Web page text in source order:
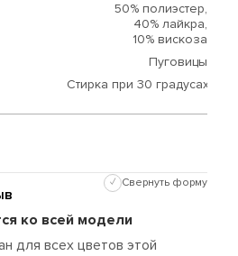
50% полиэстер,
40% лайкра,
10% вискоза
Пуговицы
Стирка при 30 градусах
✓ Свернуть форму
ко всей модели
для всех цветов этой